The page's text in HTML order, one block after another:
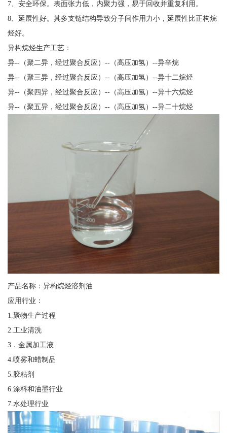
7、安全环保。表面张力低，内聚力强，易于回收并重复利用。
8、延展性好。其多支链结构导致分子间作用力小，延展性比正构烷
烃好。
异构烷烃生产工艺：
异--（聚二异，经过聚合反应）--（高压加氢）--异辛烷
异--（聚三异，经过聚合反应）--（高压加氢）--异十二烷烃
异--（聚四异，经过聚合反应）--（高压加氢）--异十六烷烃
异--（聚五异，经过聚合反应）--（高压加氢）--异二十烷烃
产品名称：异构烷烃溶剂油
应用行业：
1.聚物生产过程
2.工业清洗
3．金属加工液
4.喷雾和蜡制品
5.胶粘剂
6.涂料和油墨行业
7.水处理行业